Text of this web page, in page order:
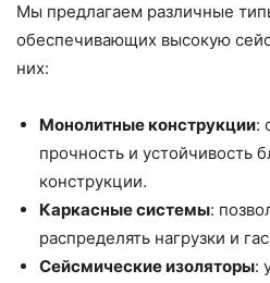
Мы предлагаем различные
обеспечивающих высокую
них:
Монолитные конструкции:
прочность и устойчивость
конструкции.
Каркасные системы:
распределять нагрузки и
Сейсмические изоляторы: